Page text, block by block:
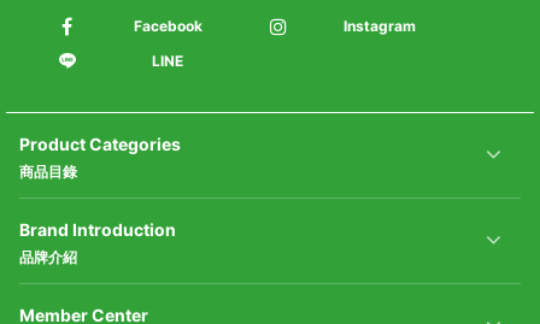
Facebook
Instagram
LINE
Product Categories
商品目錄
Brand Introduction
品牌介紹
Member Center